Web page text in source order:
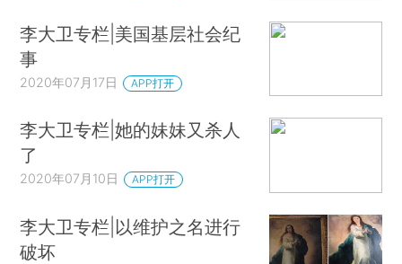
李大卫专栏|美国基层社会纪
事
2020年07月17日 APP打开
李大卫专栏|她的妹妹又杀人
了
2020年07月10日 APP打开
李大卫专栏|以维护之名进行
破坏